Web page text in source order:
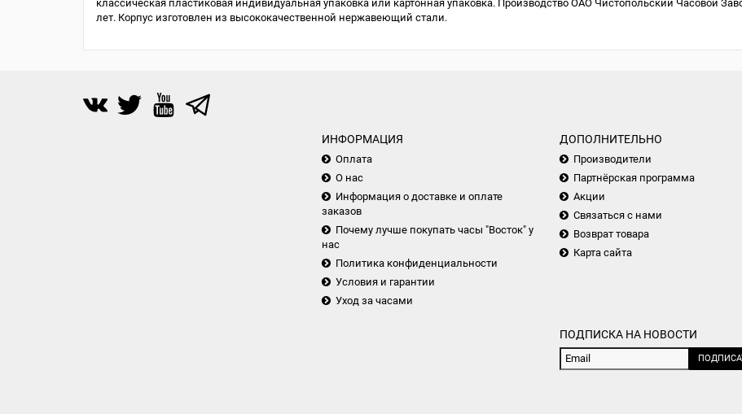
классическая пластиковая индивидуальная упаковка или картонная упаковка. Производство ОАО Чистопольский Часовой
лет. Корпус изготовлен из высококачественной нержавеющий стали.
ИНФОРМАЦИЯ
Оплата
О нас
Информация о доставке и оплате
заказов
Почему лучше покупать часы "Восток" у
нас
Политика конфиденциальности
Условия и гарантии
Уход за часами
ДОПОЛНИТЕЛЬНО
Производители
Партнёрская программа
Акции
Связаться с нами
Возврат товара
Карта сайта
ПОДПИСКА НА НОВОСТИ